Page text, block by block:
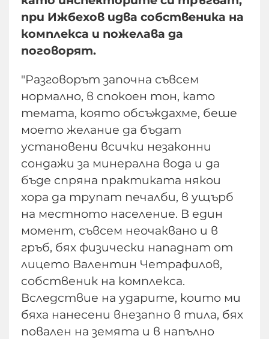
при Ижбехов идва собственика на
комплекса и пожелава да
поговорят.
"Разговорът започна съвсем
нормално, в спокоен тон, като
темата, която обсъждахме, беше
моето желание да бъдат
установени всички незаконни
сондажи за минерална вода и да
бъде спряна практиката някои
хора да трупат печалби, в ущърб
на местното население. В един
момент, съвсем неочаквано и в
гръб, бях физически нападнат от
лицето Валентин Четрафилов,
собственик на комплекса.
Вследствие на ударите, които ми
бяха нанесени внезапно в тила, бях
повален на земята и в напълно